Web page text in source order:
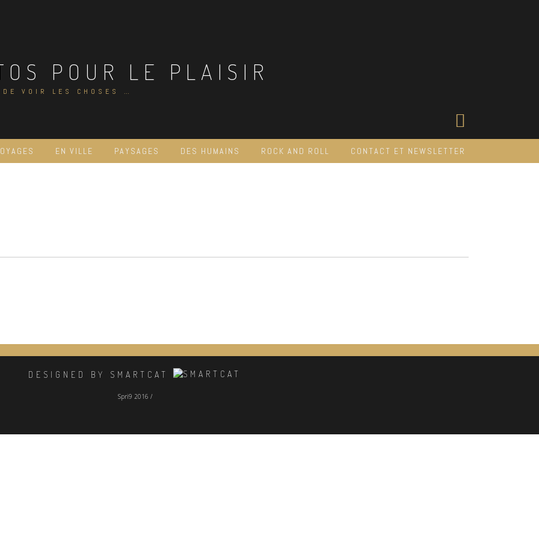
POUR LE PLAISIR
VOIR LES CHOSES …
EN VILLE PAYSAGES DES HUMAINS ROCK AND ROLL CONTACT ET NEWSLETTER
DESIGNED BY SMARTCAT
Spri9 2016 /